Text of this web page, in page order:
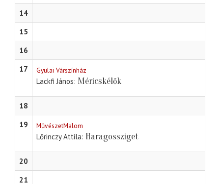
14
15
16
17
Gyulai Várszínház
Lackfi János Méricskélők
18
19
MűvészetMalom
Lőrinczy Attila Haragossziget
20
21